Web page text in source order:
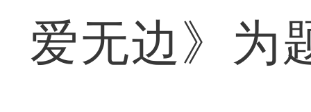
爱无边》为